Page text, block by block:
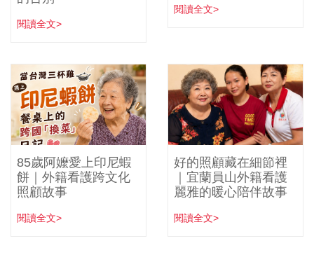
閱讀全文>
閱讀全文>
85歲阿嬤愛上印尼蝦
餅｜外籍看護跨文化
照顧故事
閱讀全文>
好的照顧藏在細節裡
｜宜蘭員山外籍看護
麗雅的暖心陪伴故事
閱讀全文>